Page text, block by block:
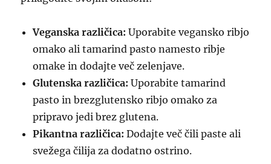
Veganska različica: Uporabite vegansko ribjo
omako ali tamarind pasto namesto ribje
omake in dodajte več zelenjave.
Glutenska različica: Uporabite tamarind
pasto in brezglutensko ribjo omako za
pripravo jedi brez glutena.
Pikantna različica: Dodajte več čili paste ali
svežega čilija za dodatno ostrino.